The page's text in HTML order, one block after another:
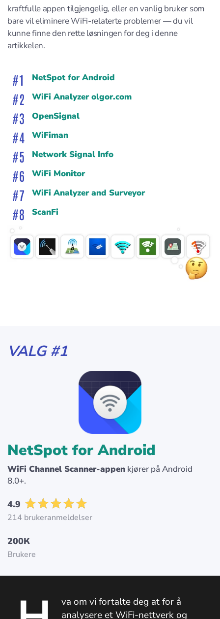
kraftfulle appen tilgjengelig, eller en vanlig bruker som
bare vil eliminere WiFi-relaterte problemer — du vil
kunne finne den rette løsningen for deg i denne
artikkelen.
NetSpot for Android
WiFi Analyzer olgor.com
OpenSignal
WiFiman
Network Signal Info
WiFi Monitor
WiFi Analyzer and Surveyor
ScanFi
VALG #1
NetSpot for Android
WiFi Channel Scanner-appen kjører på Android
8.0+.
4.9
214 brukeranmeldelser
200К
Brukere
va om vi fortalte deg at for å
analysere et WiFi-nettverk og